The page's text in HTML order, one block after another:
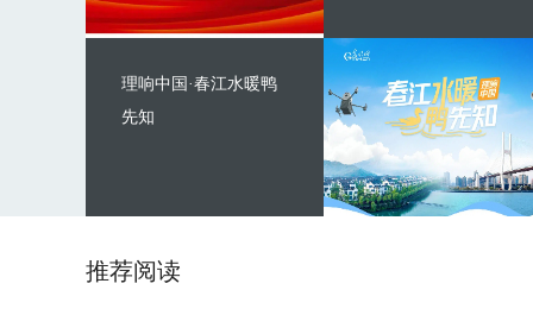
理响中国·春江水暖鸭
先知
推荐阅读